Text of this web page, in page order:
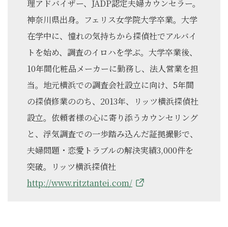
理アドバイザー、JADP認定夫婦カウンセラー。
神奈川県出身。フェリス女学院大学卒業。大学
在学中に、憧れの気持ちから探偵社でアルバイ
トを始め、調査のイロハを学ぶ。大学卒業後、
10年間化粧品メーカーに勤務し、法人営業を担
当。地元横浜での調査会社設立に向け、5年間
の探偵修業ののち、2013年、リッツ横浜探偵社
設立。依頼者様の心に寄り添うカウンセリング
と、浮気調査での一歩踏み込んだ証拠撮影で、
夫婦問題・恋愛トラブルの解決実績3,000件を
突破。リッツ横浜探偵社
http://www.ritztantei.com/